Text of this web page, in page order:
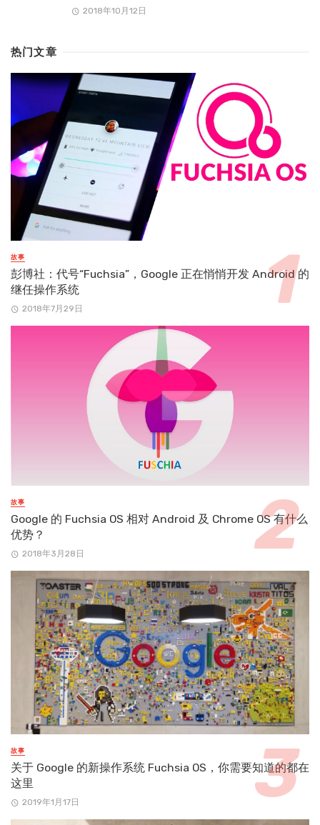
2018年10月12日
热门文章
故事
彭博社：代号“Fuchsia”，Google 正在悄悄开发 Android 的
继任操作系统
2018年7月29日
故事
Google 的 Fuchsia OS 相对 Android 及 Chrome OS 有什么
优势？
2018年3月28日
故事
关于 Google 的新操作系统 Fuchsia OS，你需要知道的都在
这里
2019年1月17日